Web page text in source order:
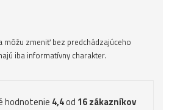
môžu zmeniť bez predchádzajúceho
iba informatívny charakter.
hodnotenie 4,4od 16zákazníkov